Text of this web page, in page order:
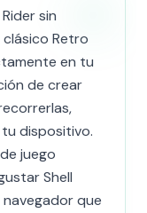
sin
Retro
en tu
de crear
dispositivo.
juego
Shell
que